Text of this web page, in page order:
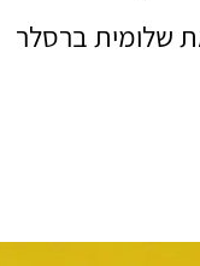
שלומית ברסלר